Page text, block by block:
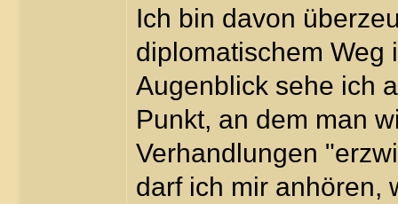
Ich bin davon
diplomatischem Weg
Augenblick sehe ich
Punkt, an dem man
Verhandlungen
darf ich mir anhören,